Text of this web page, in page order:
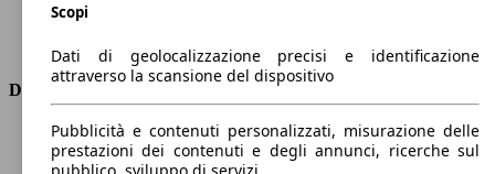
Trasmissione
Dimensioni
Lunghezza
4400 mm
Altezza
1870 mm
Scopi
Dati di geolocalizzazione precisi e identificazione
attraverso la scansione del dispositivo
Pubblicità e contenuti personalizzati, misurazione delle
prestazioni dei contenuti e degli annunci, ricerche sul